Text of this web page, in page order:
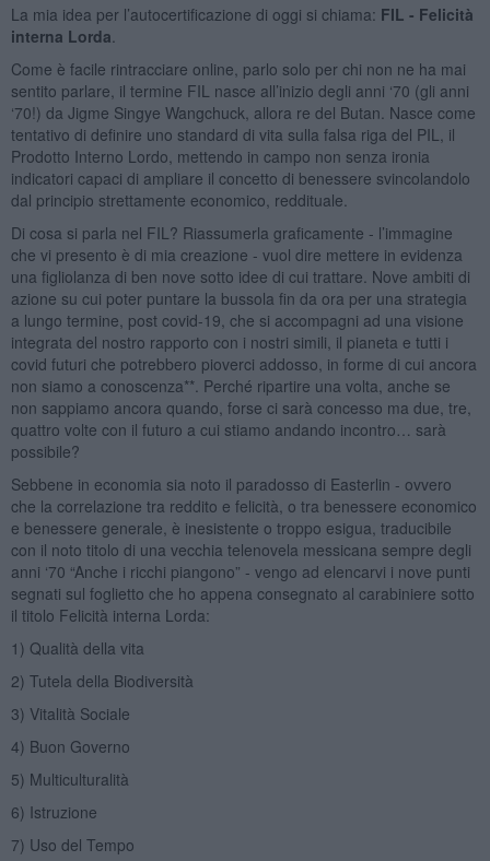
La mia idea per l’autocertificazione di oggi si chiama: FIL - Felicità
interna Lorda
Come è facile rintracciare online, parlo solo per chi non ne ha mai
sentito parlare, il termine FIL nasce all’inizio degli anni ‘70 (gli anni
‘70!) da Jigme Singye Wangchuck, allora re del Butan. Nasce come
tentativo di definire uno standard di vita sulla falsa riga del PIL, il
Prodotto Interno Lordo, mettendo in campo non senza ironia
indicatori capaci di ampliare il concetto di benessere svincolandolo
dal principio strettamente economico, reddituale.
Di cosa si parla nel FIL? Riassumerla graficamente - l’immagine
che vi presento è di mia creazione - vuol dire mettere in evidenza
una figliolanza di ben nove sotto idee di cui trattare. Nove ambiti di
azione su cui poter puntare la bussola fin da ora per una strategia
a lungo termine, post covid-19, che si accompagni ad una visione
integrata del nostro rapporto con i nostri simili, il pianeta e tutti i
covid futuri che potrebbero pioverci addosso, in forme di cui ancora
non siamo a conoscenza**. Perché ripartire una volta, anche se
non sappiamo ancora quando, forse ci sarà concesso ma due, tre,
quattro volte con il futuro a cui stiamo andando incontro… sarà
possibile?
Sebbene in economia sia noto il paradosso di Easterlin - ovvero
che la correlazione tra reddito e felicità, o tra benessere economico
e benessere generale, è inesistente o troppo esigua, traducibile
con il noto titolo di una vecchia telenovela messicana sempre degli
anni ‘70 “Anche i ricchi piangono” - vengo ad elencarvi i nove punti
segnati sul foglietto che ho appena consegnato al carabiniere sotto
il titolo Felicità interna Lorda:
1) Qualità della vita
2) Tutela della Biodiversità
3) Vitalità Sociale
4) Buon Governo
5) Multiculturalità
6) Istruzione
7) Uso del Tempo